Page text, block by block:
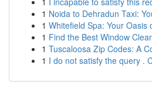
1 Noida to Dehradun Taxi:
1 Whitefield Spa: Your Oasis
1 Find the Best Window
1 Tuscaloosa Zip Codes: A
1 I do not satisfy the query .